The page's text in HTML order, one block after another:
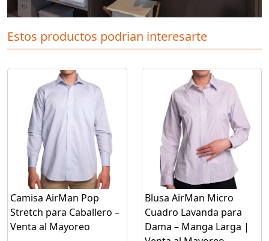
Estos productos podrian interesarte
Camisa AirMan Pop
Stretch para Caballero –
Venta al Mayoreo
Blusa AirMan Micro
Cuadro Lavanda para
Dama – Manga Larga |